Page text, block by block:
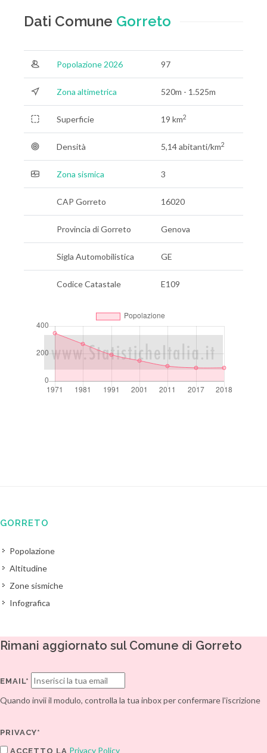
Dati Comune Gorreto
Popolazione 2026 97
Zona altimetrica 520m - 1.525m
Superficie 19 km2
Densità 5,14 abitanti/km2
Zona sismica 3
CAP Gorreto 16020
Provincia di Gorreto Genova
Sigla Automobilistica GE
Codice Catastale E109
GORRETO
Popolazione
Altitudine
Zone sismiche
Infografica
Rimani aggiornato sul Comune di Gorreto
EMAIL*
Quando invii il modulo, controlla la tua inbox per confermare l'iscrizione
PRIVACY*
ACCETTO LA Privacy Policy